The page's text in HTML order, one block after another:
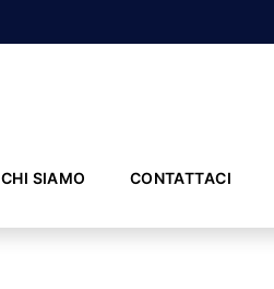
CHI SIAMO CONTATTACI